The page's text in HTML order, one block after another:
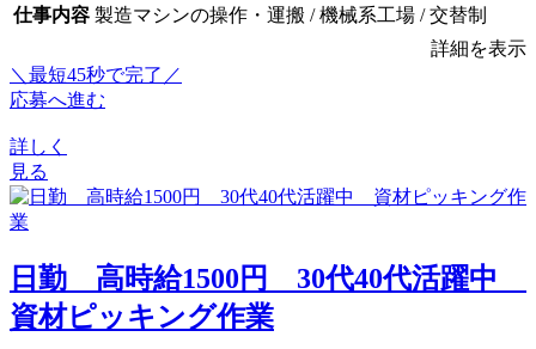
仕事内容 製造マシンの操作・運搬 / 機械系工場 / 交替制
詳細を表示
＼最短45秒で完了／
応募へ進む
詳しく
見る
日勤 高時給1500円 30代40代活躍中
資材ピッキング作業